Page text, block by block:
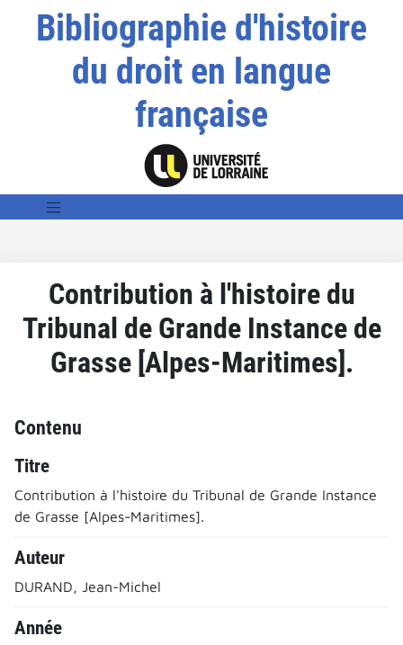
Bibliographie d'histoire
du droit en langue
française
Contribution à l'histoire du
Tribunal de Grande Instance de
Grasse [Alpes-Maritimes].
Contenu
Titre
Contribution à l'histoire du Tribunal de Grande Instance
de Grasse [Alpes-Maritimes].
Auteur
DURAND, Jean-Michel
Année